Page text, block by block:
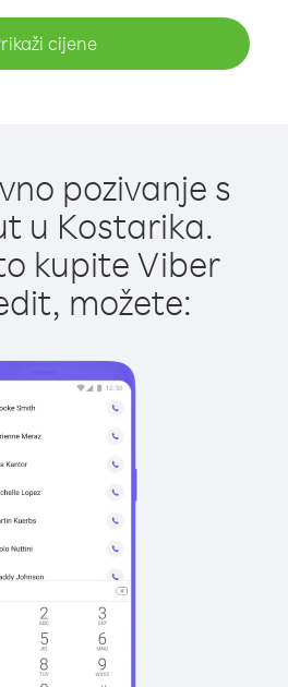
cijene
pozivanje s
u Kostarika.
kupite Viber
možete: